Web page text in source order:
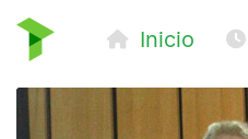
Inicio